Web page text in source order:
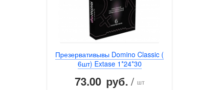
Презервативывы Domino Classic (
6шт) Extase 1*24*30
73.00 руб. / шт